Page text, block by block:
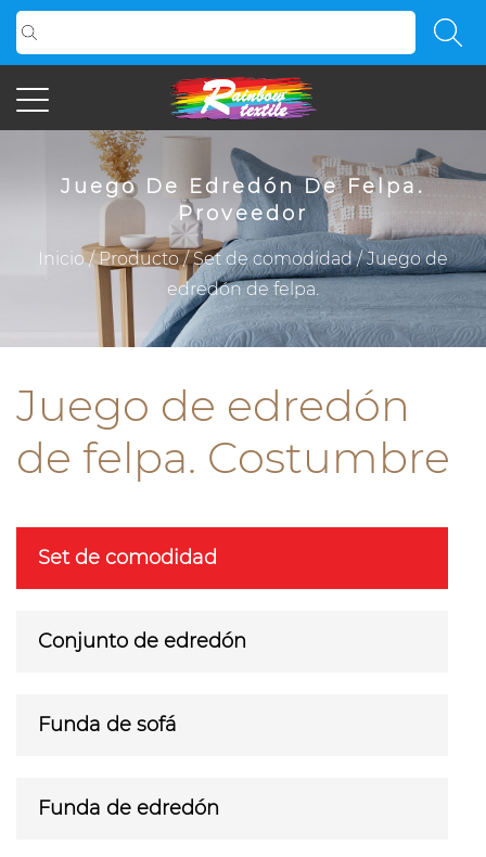
Juego De Edredón De Felpa.
Proveedor
Inicio/Producto/Set de comodidad/Juego de
edredón de felpa.
Juego de edredón
de felpa. Costumbre
Set de comodidad
Conjunto de edredón
Funda de sofá
Funda de edredón